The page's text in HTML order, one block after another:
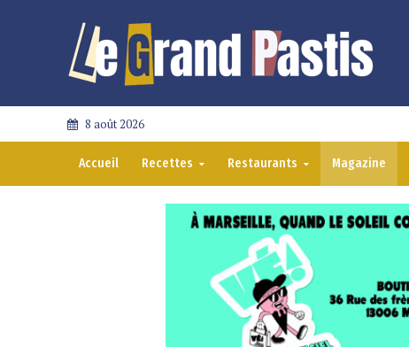
8 août 2026
Accueil Recettes Restaurants Magazine